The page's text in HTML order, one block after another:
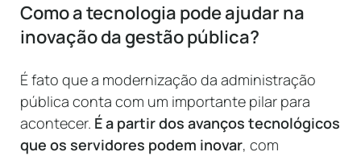
Como a tecnologia pode ajudar na
inovação da gestão pública?
É fato que a modernização da administração
pública conta com um importante pilar para
acontecer. É a partir dos avanços tecnológicos
que os servidores podem inovar, com